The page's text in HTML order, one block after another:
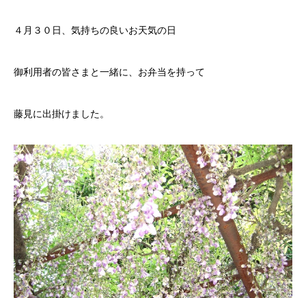
４月３０日、気持ちの良いお天気の日
御利用者の皆さまと一緒に、お弁当を持って
藤見に出掛けました。